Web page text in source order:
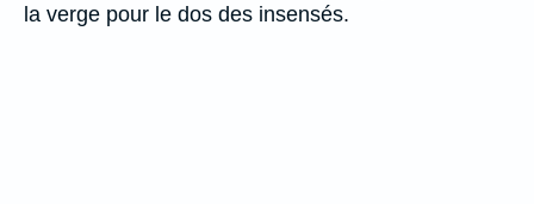
la verge pour le dos des insensés.